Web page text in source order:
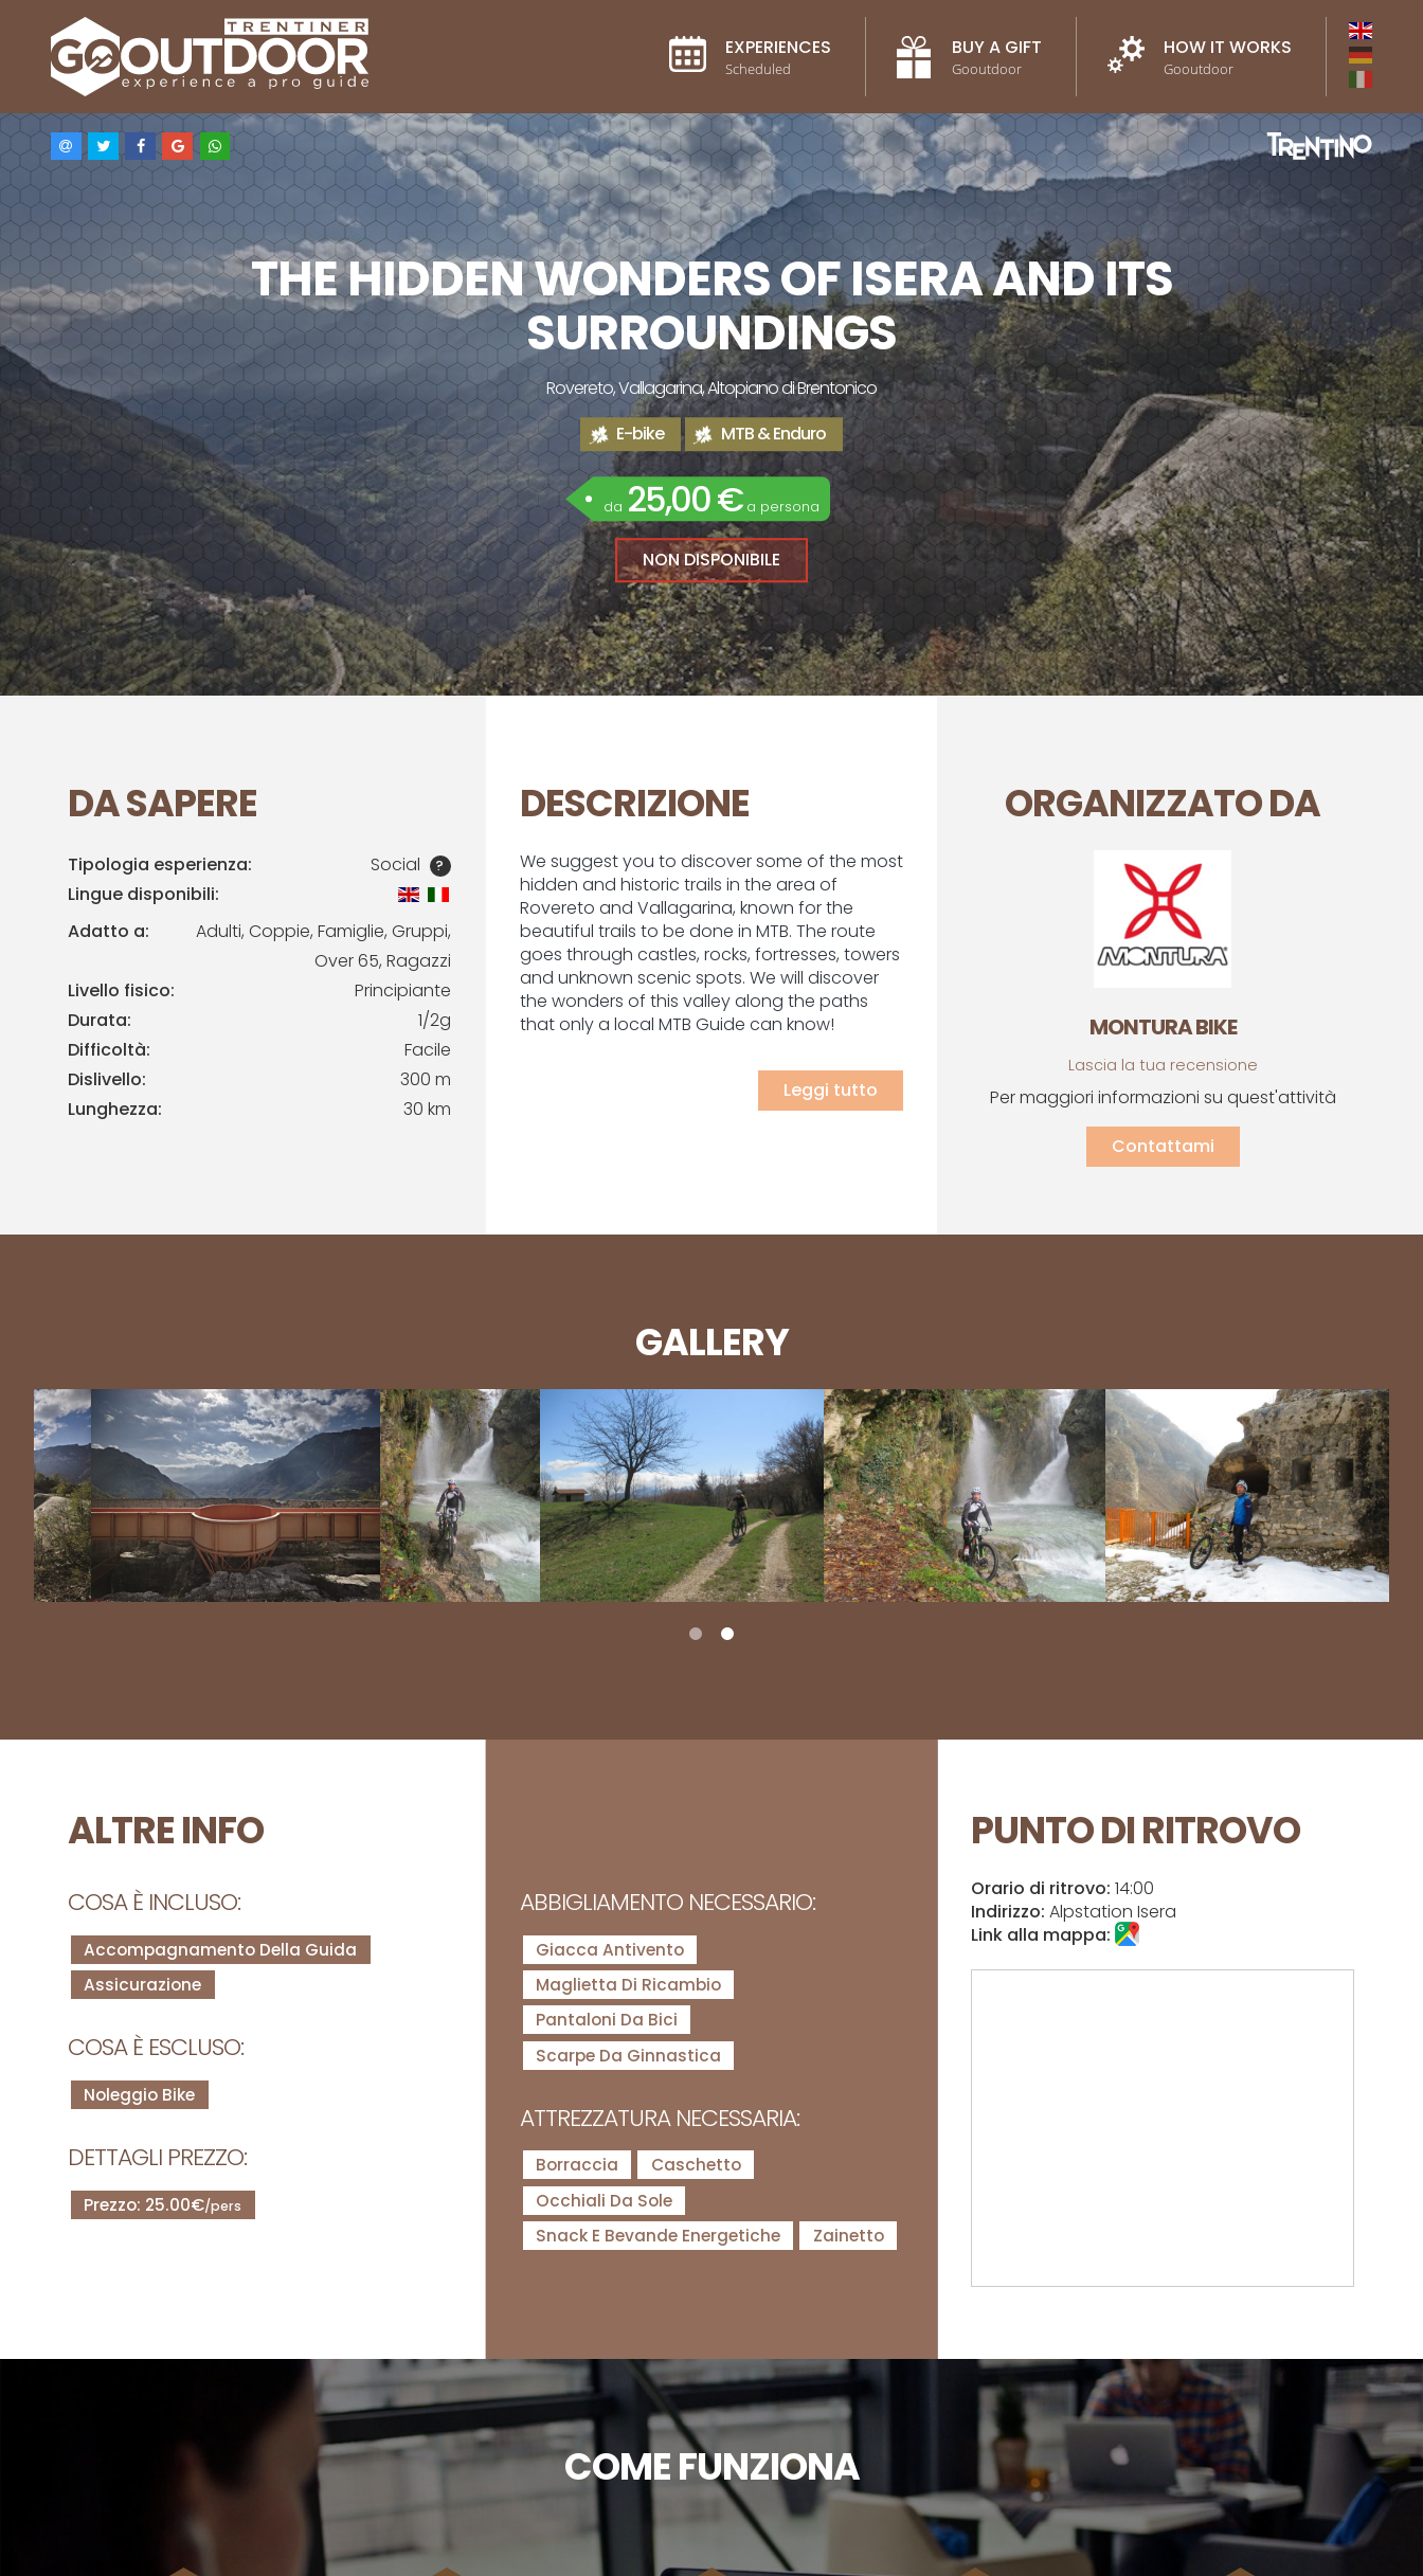
EXPERIENCES
Scheduled
BUY A GIFT
Gooutdoor
HOW IT WORKS
Gooutdoor
THE HIDDEN WONDERS OF ISERA AND ITS
SURROUNDINGS
Rovereto, Vallagarina, Altopiano di Brentonico
E-bike
MTB & Enduro
da 25,00 € a persona
NON DISPONIBILE
DA SAPERE
Tipologia esperienza: Social ?
Lingue disponibili:
Adatto a:
Adulti, Coppie, Famiglie, Gruppi,
Over 65, Ragazzi
Livello fisico:
Principiante
Durata:
1/2g
Difficoltà:
Facile
Dislivello:
300 m
Lunghezza:
30 km
DESCRIZIONE
We suggest you to discover some of the most
hidden and historic trails in the area of
Rovereto and Vallagarina, known for the
beautiful trails to be done in MTB. The route
goes through castles, rocks, fortresses, towers
and unknown scenic spots. We will discover
the wonders of this valley along the paths
that only a local MTB Guide can know!
Leggi tutto
ORGANIZZATO DA
MONTURA BIKE
Lascia la tua recensione
Per maggiori informazioni su quest'attività
Contattami
GALLERY
ALTRE INFO
COSA È INCLUSO:
Accompagnamento Della Guida
Assicurazione
COSA È ESCLUSO:
Noleggio Bike
DETTAGLI PREZZO:
Prezzo: 25.00€/pers
ABBIGLIAMENTO NECESSARIO:
Giacca Antivento
Maglietta Di Ricambio
Pantaloni Da Bici
Scarpe Da Ginnastica
ATTREZZATURA NECESSARIA:
Borraccia
Caschetto
Occhiali Da Sole
Snack E Bevande Energetiche
Zainetto
PUNTO DI RITROVO
Orario di ritrovo: 14:00
Indirizzo: Alpstation Isera
Link alla mappa:
COME FUNZIONA